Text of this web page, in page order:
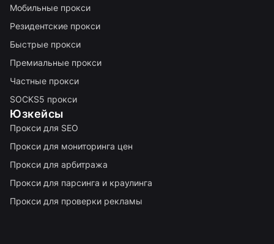
Мобильные прокси
Резидентские прокси
Быстрые прокси
Премиальные прокси
Частные прокси
SOCKS5 прокси
Юзкейсы
Прокси для SEO
Прокси для мониторинга цен
Прокси для арбитража
Прокси для парсинга и краулинга
Прокси для проверки рекламы